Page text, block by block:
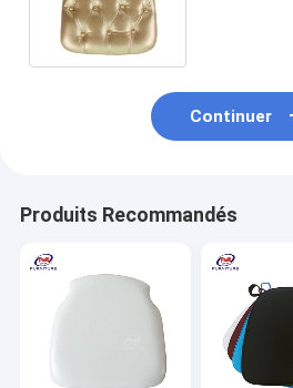
Continuer
Produits Recommandés